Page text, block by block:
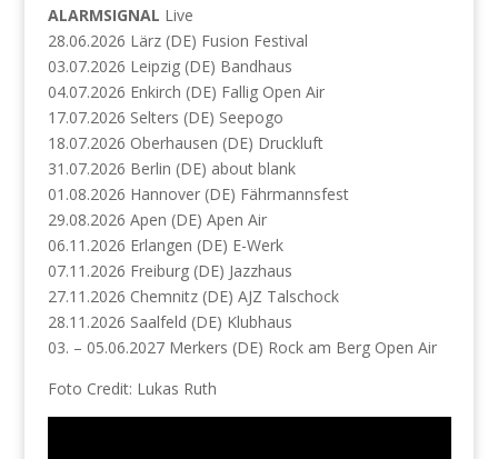
ALARMSIGNAL Live
28.06.2026 Lärz (DE) Fusion Festival
03.07.2026 Leipzig (DE) Bandhaus
04.07.2026 Enkirch (DE) Fallig Open Air
17.07.2026 Selters (DE) Seepogo
18.07.2026 Oberhausen (DE) Druckluft
31.07.2026 Berlin (DE) about blank
01.08.2026 Hannover (DE) Fährmannsfest
29.08.2026 Apen (DE) Apen Air
06.11.2026 Erlangen (DE) E-Werk
07.11.2026 Freiburg (DE) Jazzhaus
27.11.2026 Chemnitz (DE) AJZ Talschock
28.11.2026 Saalfeld (DE) Klubhaus
03. – 05.06.2027 Merkers (DE) Rock am Berg Open Air
Foto Credit: Lukas Ruth